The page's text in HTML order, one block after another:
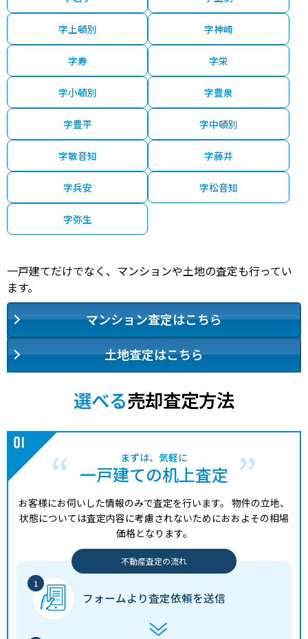
字上頓別 字神崎
字寿 字栄
字小頓別 字豊泉
字豊平 字中頓別
字敏音知 字藤井
字兵安 字松音知
字弥生
一戸建てだけでなく、マンションや土地の査定も行ってい
ます。
マンション査定はこちら
土地査定はこちら
選べる売却査定方法
まずは、気軽に
一戸建ての机上査定
お客様にお伺いした情報のみで査定を行います。 物件の立地、
状態については査定内容に考慮されないためにおおよその相場
価格となります。
不動産査定の流れ
フォームより査定依頼を送信